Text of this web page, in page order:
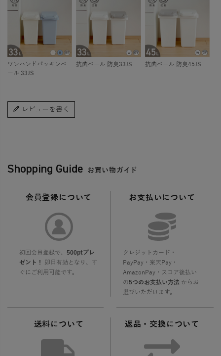
ワンハンドパッキンペ
ール 33JS
抗菌ペール 防臭33JS 抗菌ペール 防臭45JS
レビューを書く
Shopping Guide お買い物ガイド
会員登録について
初回会員登録で、 500ptプレ
ゼント！
即日有効となり、す
ぐにご利用可能です。
お支払いについて
クレジットカード・
PayPay・楽天Pay・
AmazonPay・スコア後払い
の5つのお支払い方法からお
選びいただけます。
送料について 返品・交換について